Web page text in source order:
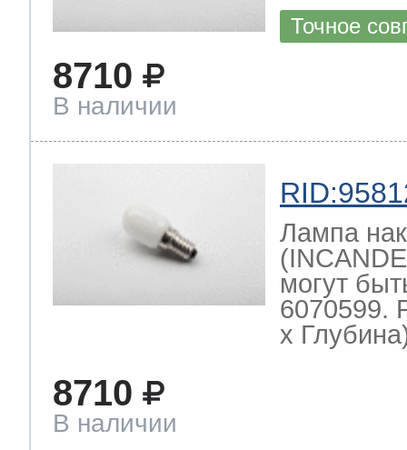
Точное
8710
В наличии
Лампа
могут
6070599.
х
8710
В наличии